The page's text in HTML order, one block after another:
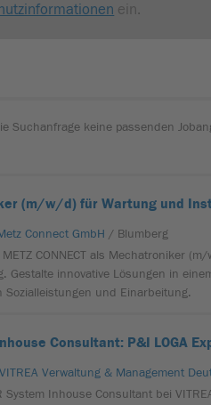
ein.
Suchanfrage keine passenden
(m/w/d) für Wartung und
Connect GmbH / Blumberg
METZ CONNECT als Mechatroniker
Gestalte innovative Lösungen in
Sozialleistungen und Einarbeitung.
Consultant: P&I LOGA
VITREA Verwaltung & Management
System Inhouse Consultant bei